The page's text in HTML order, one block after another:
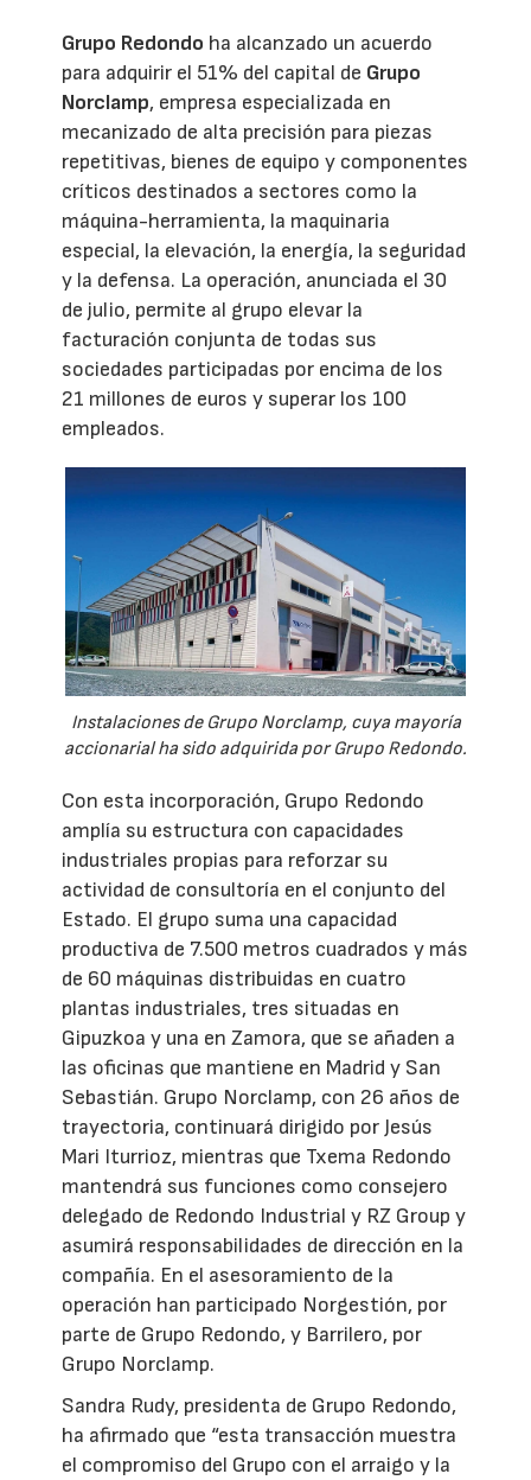
Grupo Redondo ha alcanzado un acuerdo
para adquirir el 51% del capital de Grupo
Norclamp, empresa especializada en
mecanizado de alta precisión para piezas
repetitivas, bienes de equipo y componentes
críticos destinados a sectores como la
máquina-herramienta, la maquinaria
especial, la elevación, la energía, la seguridad
y la defensa. La operación, anunciada el 30
de julio, permite al grupo elevar la
facturación conjunta de todas sus
sociedades participadas por encima de los
21 millones de euros y superar los 100
empleados.
Instalaciones de Grupo Norclamp, cuya mayoría
accionarial ha sido adquirida por Grupo Redondo.
Con esta incorporación, Grupo Redondo
amplía su estructura con capacidades
industriales propias para reforzar su
actividad de consultoría en el conjunto del
Estado. El grupo suma una capacidad
productiva de 7.500 metros cuadrados y más
de 60 máquinas distribuidas en cuatro
plantas industriales, tres situadas en
Gipuzkoa y una en Zamora, que se añaden a
las oficinas que mantiene en Madrid y San
Sebastián. Grupo Norclamp, con 26 años de
trayectoria, continuará dirigido por Jesús
Mari Iturrioz, mientras que Txema Redondo
mantendrá sus funciones como consejero
delegado de Redondo Industrial y RZ Group y
asumirá responsabilidades de dirección en la
compañía. En el asesoramiento de la
operación han participado Norgestión, por
parte de Grupo Redondo, y Barrilero, por
Grupo Norclamp.
Sandra Rudy, presidenta de Grupo Redondo,
ha afirmado que “esta transacción muestra
el compromiso del Grupo con el arraigo y la